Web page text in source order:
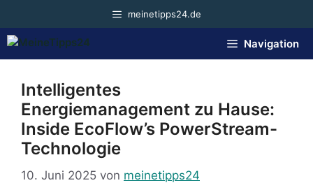
springen
meinetipps24.de
Navigation
Intelligentes
Energiemanagement zu Hause:
Inside EcoFlow’s PowerStream-
Technologie
10. Juni 2025 von meinetipps24